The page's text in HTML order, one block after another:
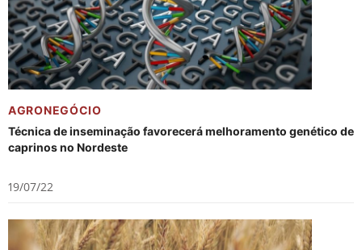
AGRONEGÓCIO
Técnica de inseminação favorecerá melhoramento genético de
caprinos no Nordeste
19/07/22